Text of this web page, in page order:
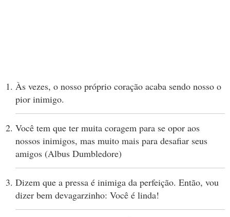
Às vezes, o nosso próprio coração acaba sendo nosso o
pior inimigo.
Você tem que ter muita coragem para se opor aos
nossos inimigos, mas muito mais para desafiar seus
amigos (Albus Dumbledore)
Dizem que a pressa é inimiga da perfeição. Então, vou
dizer bem devagarzinho: Você é linda!